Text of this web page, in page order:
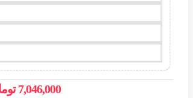
7,046,000 تومان